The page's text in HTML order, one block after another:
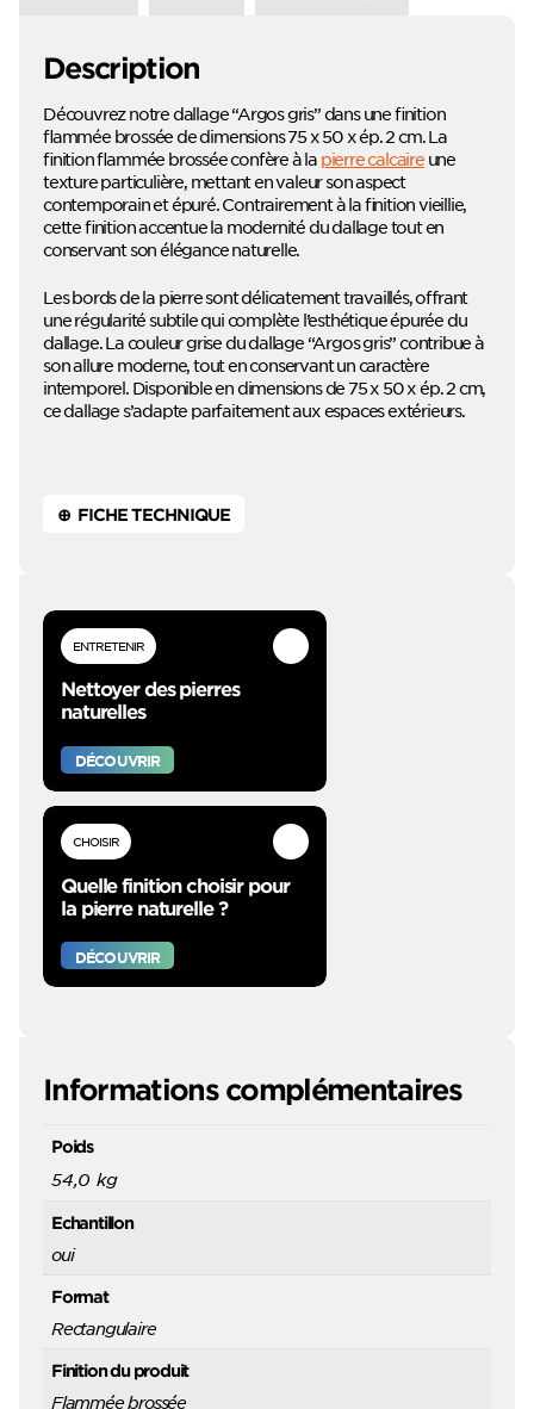
Description
Découvrez notre dallage “Argos gris” dans une finition
flammée brossée de dimensions 75 x 50 x ép. 2 cm. La
finition flammée brossée confère à la pierre calcaireune
texture particulière, mettant en valeur son aspect
contemporain et épuré. Contrairement à la finition vieillie,
cette finition accentue la modernité du dallage tout en
conservant son élégance naturelle.
Les bords de la pierre sont délicatement travaillés, offrant
une régularité subtile qui complète l’esthétique épurée du
dallage. La couleur grise du dallage “Argos gris” contribue à
son allure moderne, tout en conservant un caractère
intemporel. Disponible en dimensions de 75 x 50 x ép. 2 cm,
ce dallage s’adapte parfaitement aux espaces extérieurs.
⊕ FICHE TECHNIQUE
ENTRETENIR
Nettoyer des pierres
naturelles
DÉCOUVRIR
CHOISIR
Quelle finition choisir pour
la pierre naturelle ?
DÉCOUVRIR
Informations complémentaires
Poids
54,0 kg
Echantillon
oui
Format
Rectangulaire
Finition du produit
Flammée brossée